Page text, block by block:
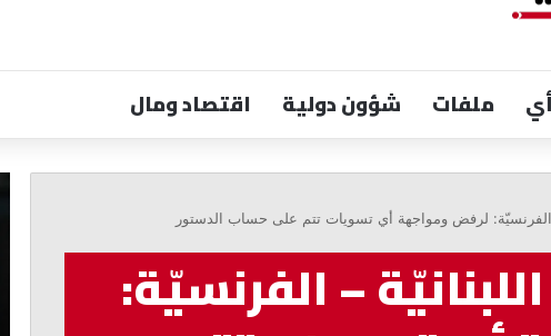
ملفات شؤون دولية اقتصاد ومال
– الفرنسيّة: لرفض ومواجهة أي تسويات تتم على حساب الدستور
– الفرنسيّة:
الكورة
تواجه
كارثة
بيئية